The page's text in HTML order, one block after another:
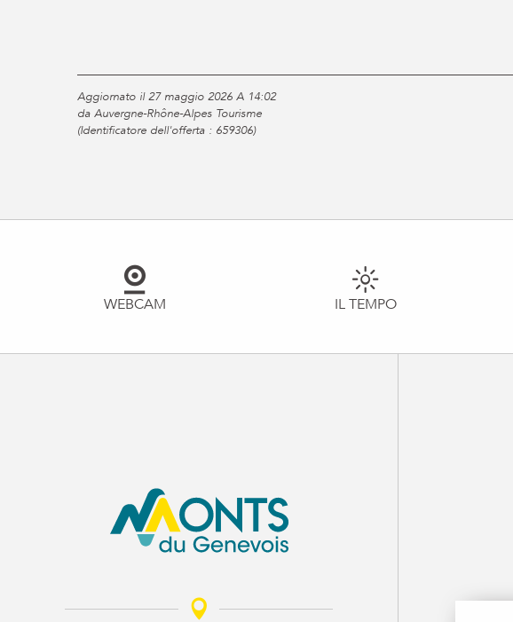
Aggiornato il 27 maggio 2026 A 14:02
da Auvergne-Rhône-Alpes Tourisme
(Identificatore dell'offerta : 659306)
WEBCAM IL TEMPO